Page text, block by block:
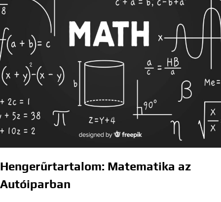
Hengerűrtartalom: Matematika az
Autóiparban